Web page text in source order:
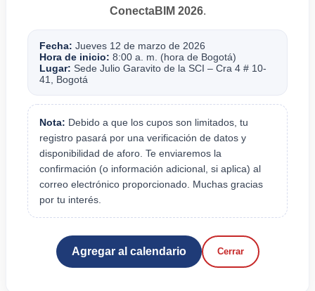
ConectaBIM 2026.
Fecha: Jueves 12 de marzo de 2026
Hora de inicio: 8:00 a. m. (hora de Bogotá)
Lugar: Sede Julio Garavito de la SCI – Cra 4 # 10-
41, Bogotá
Nota: Debido a que los cupos son limitados, tu
registro pasará por una verificación de datos y
disponibilidad de aforo. Te enviaremos la
confirmación (o información adicional, si aplica) al
correo electrónico proporcionado. Muchas gracias
por tu interés.
Agregar al calendario Cerrar